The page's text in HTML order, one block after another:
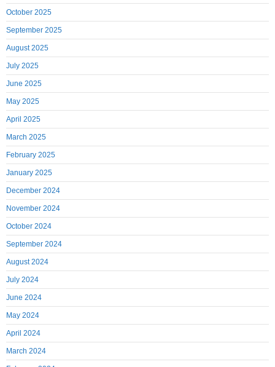
October 2025
September 2025
August 2025
July 2025
June 2025
May 2025
April 2025
March 2025
February 2025
January 2025
December 2024
November 2024
October 2024
September 2024
August 2024
July 2024
June 2024
May 2024
April 2024
March 2024